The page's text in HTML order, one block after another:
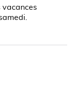
vacances